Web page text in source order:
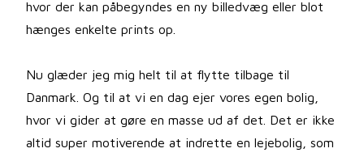
hvor der kan påbegyndes en ny billedvæg eller blot
hænges enkelte prints op.
Nu glæder jeg mig helt til at flytte tilbage til
Danmark. Og til at vi en dag ejer vores egen bolig,
hvor vi gider at gøre en masse ud af det. Det er ikke
altid super motiverende at indrette en lejebolig, som